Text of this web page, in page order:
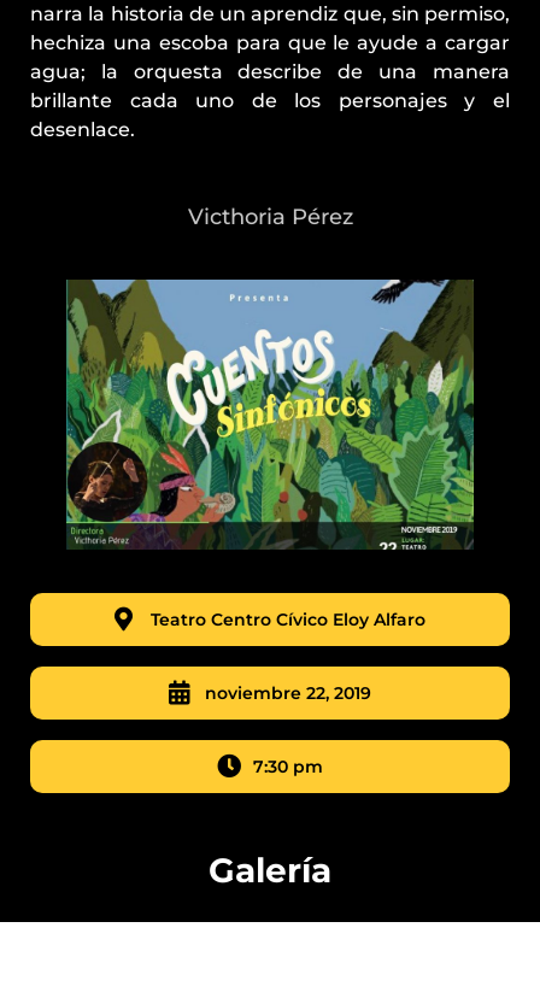
narra la historia de un aprendiz que, sin permiso,
hechiza una escoba para que le ayude a cargar
agua; la orquesta describe de una manera
brillante cada uno de los personajes y el
desenlace.
Victhoria Pérez
Teatro Centro Cívico Eloy Alfaro
noviembre 22, 2019
7:30 pm
Galería